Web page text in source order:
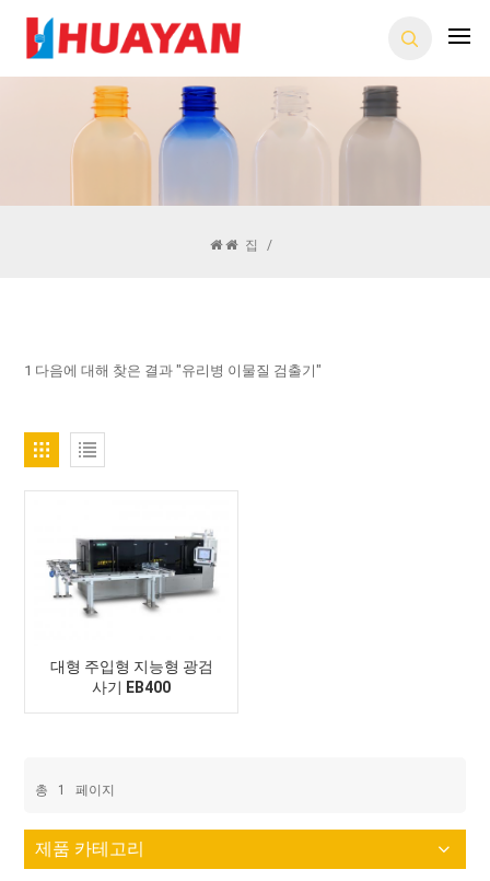
집 /
1 다음에 대해 찾은 결과 "유리병 이물질 검출기"
대형 주입형 지능형 광검
사기 EB400
총 1 페이지
제품 카테고리